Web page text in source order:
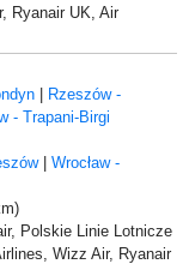
Ryanair UK, Air
| Rzeszów -
- Trapani-Birgi
| Wrocław -
Polskie Linie Lotnicze
Wizz Air, Ryanair